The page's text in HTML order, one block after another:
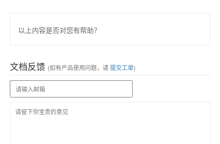
以上内容是否对您有帮助？
文档反馈 (如有产品使用问题，请提交工单)